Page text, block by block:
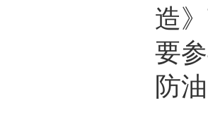
造
要
防